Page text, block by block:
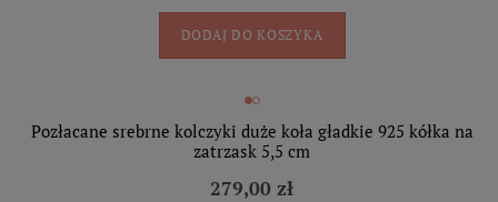
DODAJ DO KOSZYKA
Pozłacane srebrne kolczyki duże koła gładkie 925 kółka na
zatrzask 5,5 cm
279,00 zł